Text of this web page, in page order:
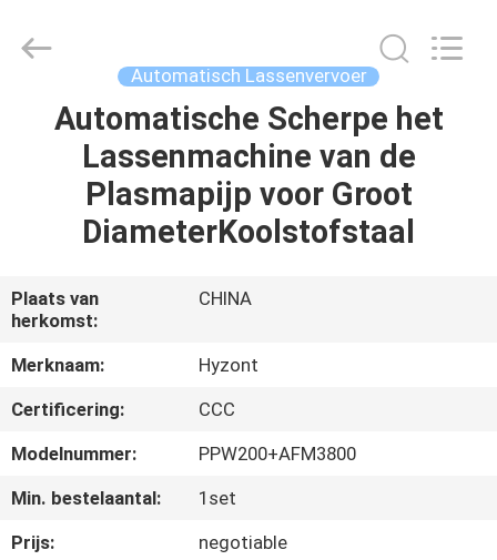
HUIS
PRODUCTEN
ONGEVEER
ONS
FABRIEKSREIS
KWALITEITSCONTROLE
Co.,Ltd..
Automatisch Lassenvervoer
Automatische Scherpe het
Lassenmachine van de
Plasmapijp voor Groot
DiameterKoolstofstaal
Plaats van
herkomst:
CHINA
Merknaam:
Hyzont
Certificering:
CCC
Modelnummer:
PPW200+AFM3800
Min. bestelaantal:
1set
Prijs:
negotiable